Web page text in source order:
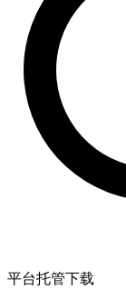
平台托管下载